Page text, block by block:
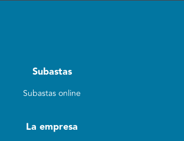
Subastas
Subastas online
La empresa